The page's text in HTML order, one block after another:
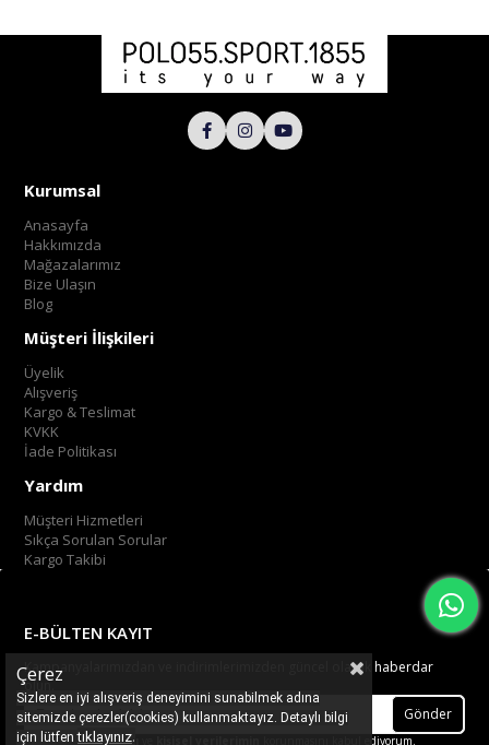
Kurumsal
Anasayfa
Hakkımızda
Mağazalarımız
Bize Ulaşın
Blog
Müşteri İlişkileri
Üyelik
Alışveriş
Kargo & Teslimat
KVKK
İade Politikası
Yardım
Müşteri Hizmetleri
Sıkça Sorulan Sorular
Kargo Takibi
E-BÜLTEN KAYIT
Kampanyalarımızdan ve indirimlerimizden güncel olarak haberdar
olun.
Gönder
Üyelik koşullarını korunmasını kabul ediyorum.
Çerez
Sizlere en iyi alışveriş deneyimini sunabilmek adına
sitemizde çerezler(cookies) kullanmaktayız. Detaylı bilgi
için lütfentıklayınız.